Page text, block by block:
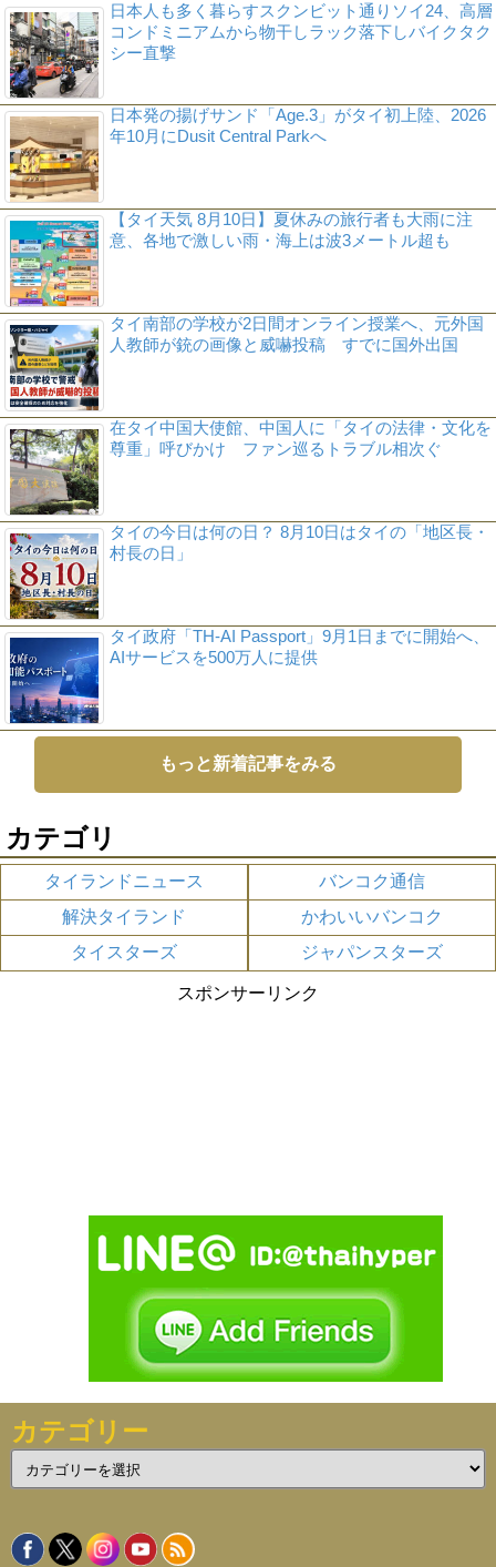
日本人も多く暮らすスクンビット通りソイ24、高層
コンドミニアムから物干しラック落下しバイクタク
シー直撃
日本発の揚げサンド「Age.3」がタイ初上陸、2026
年10月にDusit Central Parkへ
【タイ天気 8月10日】夏休みの旅行者も大雨に注
意、各地で激しい雨・海上は波3メートル超も
タイ南部の学校が2日間オンライン授業へ、元外国
人教師が銃の画像と威嚇投稿 すでに国外出国
在タイ中国大使館、中国人に「タイの法律・文化を
尊重」呼びかけ ファン巡るトラブル相次ぐ
タイの今日は何の日？ 8月10日はタイの「地区長・
村長の日」
タイ政府「TH-AI Passport」9月1日までに開始へ、
AIサービスを500万人に提供
もっと新着記事をみる
カテゴリ
タイランドニュース
バンコク通信
解決タイランド
かわいいバンコク
タイスターズ
ジャパンスターズ
スポンサーリンク
カテゴリー
テ
リ
ー